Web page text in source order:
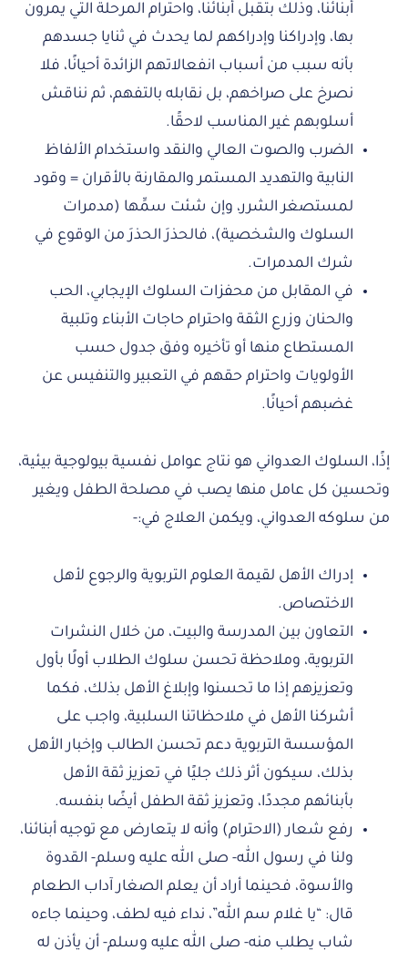
أبنائنا، وذلك بتقبل أبنائنا، واحترام المرحلة التي يمرون
بها، وإدراكنا وإدراكهم لما يحدث في ثنايا جسدهم
بأنه سبب من أسباب انفعالاتهم الزائدة أحيانًا، فلا
نصرخ على صراخهم، بل نقابله بالتفهم، ثم نناقش
أسلوبهم غير المناسب لاحقًا.
الضرب والصوت العالي والنقد واستخدام الألفاظ
النابية والتهديد المستمر والمقارنة بالأقران = وقود
لمستصغر الشرر، وإن شئت سمِّها (مدمرات
السلوك والشخصية)، فالحذرَ الحذرَ من الوقوع في
شرك المدمرات.
في المقابل من محفزات السلوك الإيجابي، الحب
والحنان وزرع الثقة واحترام حاجات الأبناء وتلبية
المستطاع منها أو تأخيره وفق جدول حسب
الأولويات واحترام حقهم في التعبير والتنفيس عن
غضبهم أحيانًا.
إذًا، السلوك العدواني هو نتاج عوامل نفسية بيولوجية بيئية،
وتحسين كل عامل منها يصب في مصلحة الطفل ويغير
من سلوكه العدواني، ويكمن العلاج في:-
إدراك الأهل لقيمة العلوم التربوية والرجوع لأهل
الاختصاص.
التعاون بين المدرسة والبيت، من خلال النشرات
التربوية، وملاحظة تحسن سلوك الطلاب أولًا بأول
وتعزيزهم إذا ما تحسنوا وإبلاغ الأهل بذلك، فكما
أشركنا الأهل في ملاحظاتنا السلبية، واجب على
المؤسسة التربوية دعم تحسن الطالب وإخبار الأهل
بذلك، سيكون أثر ذلك جليًا في تعزيز ثقة الأهل
بأبنائهم مجددًا، وتعزيز ثقة الطفل أيضًا بنفسه.
رفع شعار (الاحترام) وأنه لا يتعارض مع توجيه أبنائنا،
ولنا في رسول الله- صلى الله عليه وسلم- القدوة
والأسوة، فحينما أراد أن يعلم الصغار آداب الطعام
قال: “يا غلام سم الله”، نداء فيه لطف، وحينما جاءه
شاب يطلب منه- صلى الله عليه وسلم- أن يأذن له